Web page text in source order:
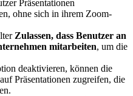
Präsentationen
ohne sich in ihrem Zoom-
Zulassen, dass Benutzer an
mitarbeiten, um die
deaktivieren, können die
Präsentationen zugreifen, die